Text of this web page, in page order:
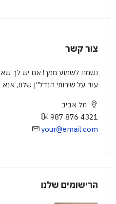
צור קשר
נשמח לשמוע ממך! אם יש לך
עוד על שירותי הנדל"ן שלנו,
תל אביב
987 876 4321
your@email.com
הרישומים שלנו